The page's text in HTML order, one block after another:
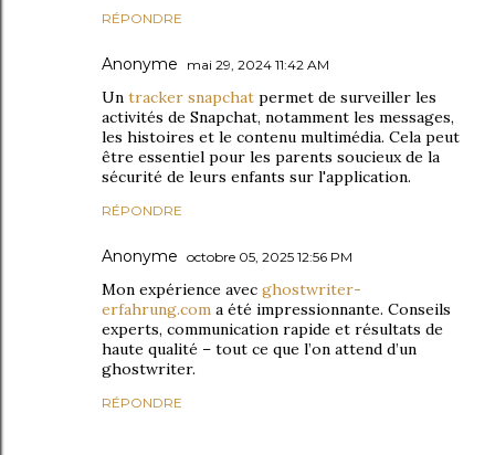
RÉPONDRE
Anonyme mai 29, 2024 11:42 AM
Un tracker snapchat permet de surveiller les
activités de Snapchat, notamment les messages,
les histoires et le contenu multimédia. Cela peut
être essentiel pour les parents soucieux de la
sécurité de leurs enfants sur l'application.
RÉPONDRE
Anonyme octobre 05, 2025 12:56 PM
Mon expérience avec ghostwriter-
erfahrung.com a été impressionnante. Conseils
experts, communication rapide et résultats de
haute qualité – tout ce que l’on attend d’un
ghostwriter.
RÉPONDRE